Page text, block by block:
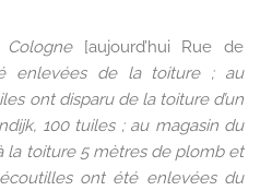
[aujourd’hui Rue de
enlevées de la toiture ; au
ont disparu de la toiture d’un
100 tuiles ; au magasin du
la toiture 5 mètres de plomb et
ont été enlevées du